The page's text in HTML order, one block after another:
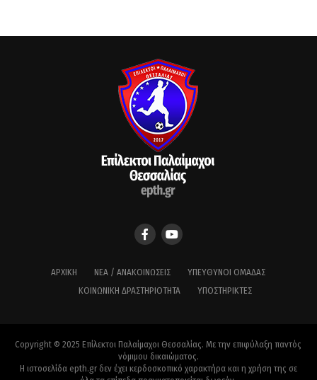
ΑΡΧΙΚΉ ΝΈΑ / ΑΝΑΚΟΙΝΏΣΕΙΣ
ΥΠΕΎΘΥΝΟΙ ΟΜΆΔΑΣ
ΚΟΙΝΩΝΙΚΉ ΔΡΑΣΤΗΡΙΌΤΗΤΑ
ΥΠΟΣΤΗΡΙΚΤΈΣ
Copyright © 2025 Επίλεκτοι Παλαίμαχοι Θεσσαλίας. Με την επιφύλαξη παντός
νόμιμου δικαιώματος.
Η ιστοσελίδα epth.gr δεν έχει κερδοσκοπικό χαρακτήρα και η χρήση της σε